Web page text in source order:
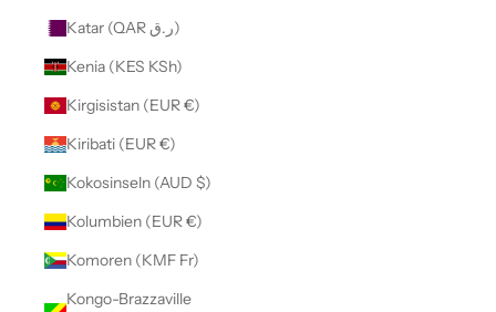
Katar (QAR ر.ق)
Kenia (KES KSh)
Kirgisistan (EUR €)
Kiribati (EUR €)
Kokosinseln (AUD $)
Kolumbien (EUR €)
Komoren (KMF Fr)
Kongo-Brazzaville